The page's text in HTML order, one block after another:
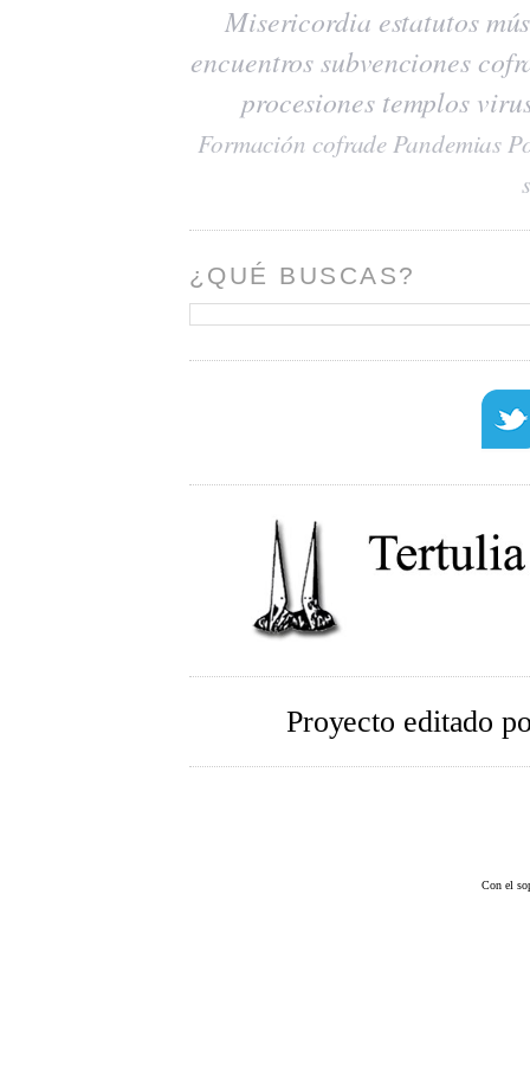
Misericordia estatutos
encuentrossubvenciones
procesiones templos
Formación cofradePandemias
¿QUÉ BUSCAS?
Proyecto editado
Con el